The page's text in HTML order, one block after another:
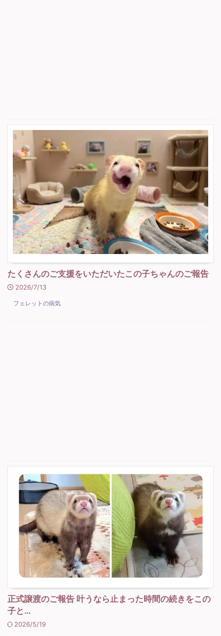
たくさんのご支援をいただいたこの子ちゃんのご報告
2026/7/13
フェレットの病気
正式譲渡のご報告 叶うなら止まった時間の続きをこの
子と…
2026/5/19